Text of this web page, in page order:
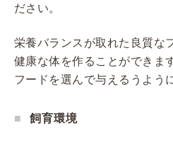
ださい。
栄養バランスが取れた良質な
健康な体を作ることができま
フードを選んで与えるうよう
飼育環境